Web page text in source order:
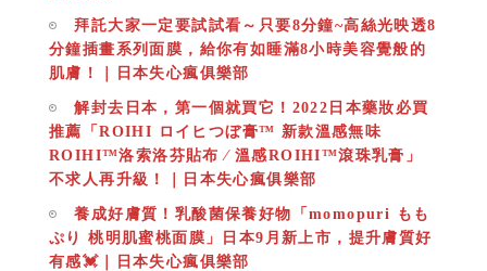
拜託大家一定要試試看～只要8分鐘~高絲光映透8
分鐘插畫系列面膜，給你有如睡滿8小時美容覺般的
肌膚！｜日本失心瘋俱樂部
解封去日本，第一個就買它！2022日本藥妝必買
推薦「ROIHI ロイヒつぼ膏™ 新款溫感無味
ROIHI™洛索洛芬貼布 ∕ 溫感ROIHI™滾珠乳膏」
不求人再升級！｜日本失心瘋俱樂部
養成好膚質！乳酸菌保養好物「momopuri もも
ぷり 桃明肌蜜桃面膜」日本9月新上市，提升膚質好
有感💓｜日本失心瘋俱樂部